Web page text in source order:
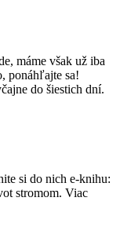
máme však už iba
ponáhľajte sa!
do šiestich dní.
si do nich e-knihu:
stromom. Viac